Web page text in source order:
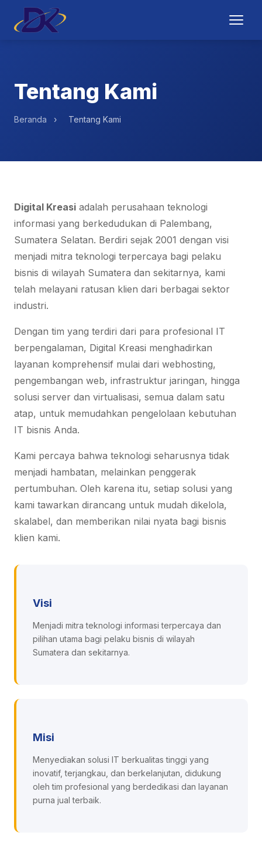
Tentang Kami
Beranda › Tentang Kami
Digital Kreasi adalah perusahaan teknologi
informasi yang berkedudukan di Palembang,
Sumatera Selatan. Berdiri sejak 2001 dengan visi
menjadi mitra teknologi terpercaya bagi pelaku
bisnis di wilayah Sumatera dan sekitarnya, kami
telah melayani ratusan klien dari berbagai sektor
industri.
Dengan tim yang terdiri dari para profesional IT
berpengalaman, Digital Kreasi menghadirkan
layanan komprehensif mulai dari webhosting,
pengembangan web, infrastruktur jaringan, hingga
solusi server dan virtualisasi, semua dalam satu
atap, untuk memudahkan pengelolaan kebutuhan
IT bisnis Anda.
Kami percaya bahwa teknologi seharusnya tidak
menjadi hambatan, melainkan penggerak
pertumbuhan. Oleh karena itu, setiap solusi yang
kami tawarkan dirancang untuk mudah dikelola,
skalabel, dan memberikan nilai nyata bagi bisnis
klien kami.
Visi
Menjadi mitra teknologi informasi terpercaya dan
pilihan utama bagi pelaku bisnis di wilayah
Sumatera dan sekitarnya.
Misi
Menyediakan solusi IT berkualitas tinggi yang
inovatif, terjangkau, dan berkelanjutan, didukung
oleh tim profesional yang berdedikasi dan layanan
purna jual terbaik.